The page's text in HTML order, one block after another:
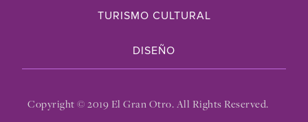
TURISMO CULTURAL
DISEÑO
Copyright © 2019 El Gran Otro. All Rights Reserved.